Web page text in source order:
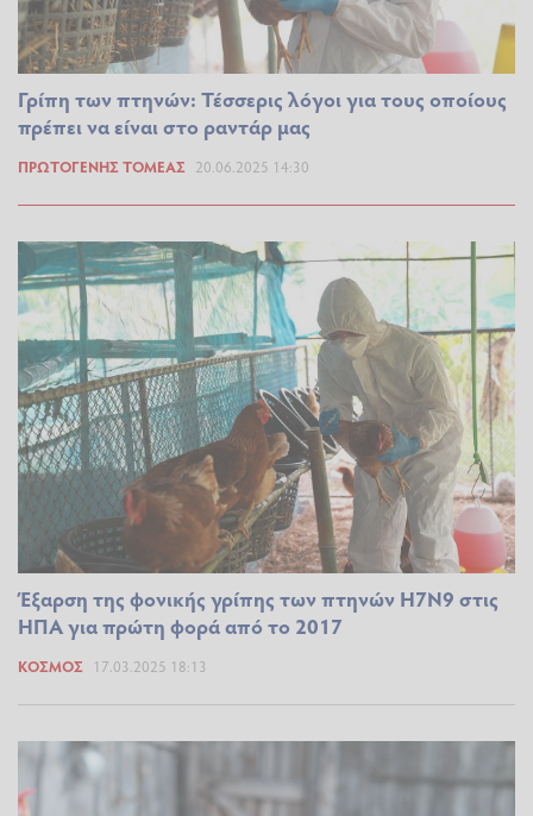
Γρίπη των πτηνών: Τέσσερις λόγοι για τους οποίους
πρέπει να είναι στο ραντάρ μας
ΠΡΩΤΟΓΕΝΉΣ ΤΟΜΈΑΣ 20.06.2025 14:30
Έξαρση της φονικής γρίπης των πτηνών H7N9 στις
ΗΠΑ για πρώτη φορά από το 2017
ΚΌΣΜΟΣ 17.03.2025 18:13